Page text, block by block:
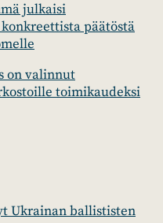
julkaisi
päätöstä
on valinnut
toimikaudeksi
Ukrainan ballististen